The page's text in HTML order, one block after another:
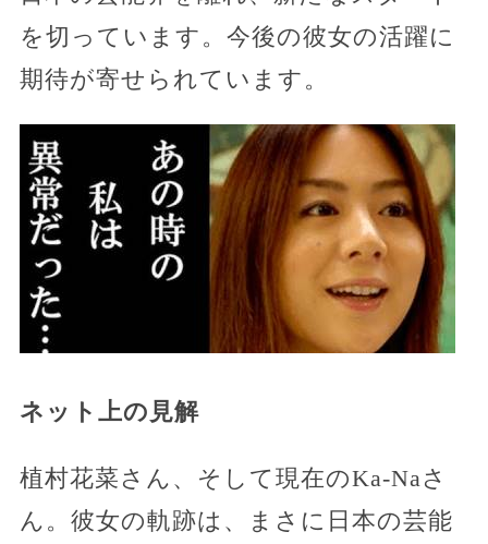
を切っています。今後の彼女の活躍に
期待が寄せられています。
ネット上の見解
植村花菜さん、そして現在のKa-Naさ
ん。彼女の軌跡は、まさに日本の芸能